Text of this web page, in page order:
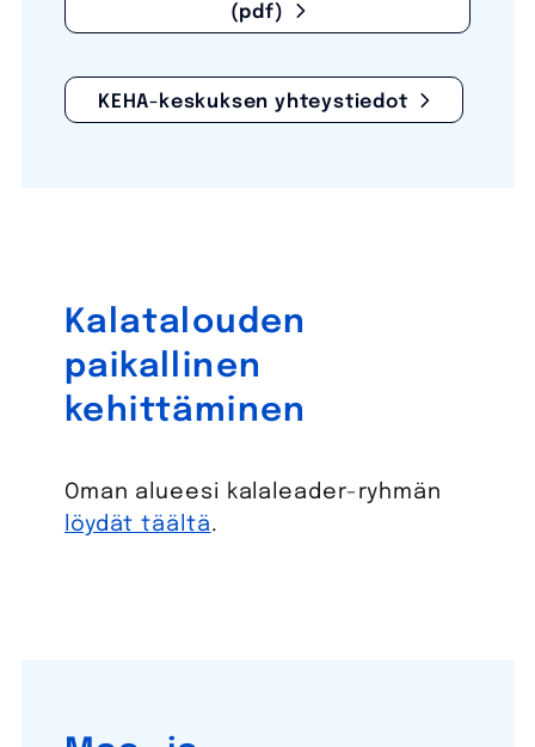
(pdf)
KEHA-keskuksen yhteystiedot
Kalatalouden
paikallinen
kehittäminen
Oman alueesi kalaleader-ryhmän
löydät täältä.